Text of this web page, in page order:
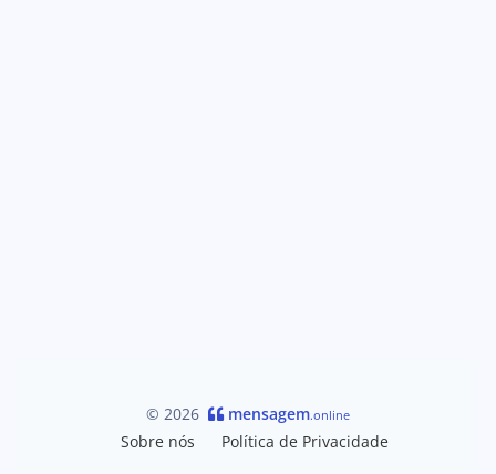
© 2026 mensagem.online
Sobre nós Política de Privacidade